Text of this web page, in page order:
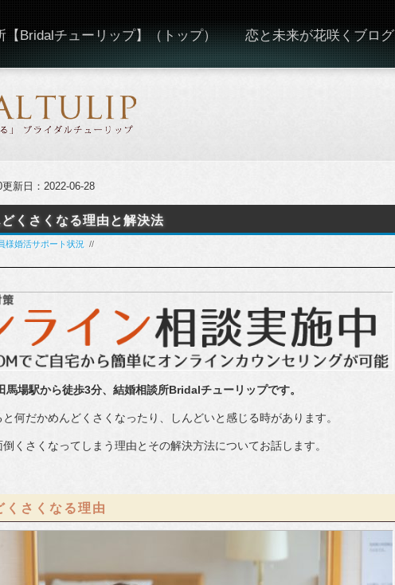
Bridalチューリップ】（トップ） 恋と未来が花咲くブログ
更新日： 2022-06-28
くさくなる理由と解決法
様婚活サポート状況 //
馬場駅から徒歩3分、結婚相談所Bridalチューリップです。
何だかめんどくさくなったり、しんどいと感じる時があります。
くさくなってしまう理由とその解決方法についてお話します。
くさくなる理由